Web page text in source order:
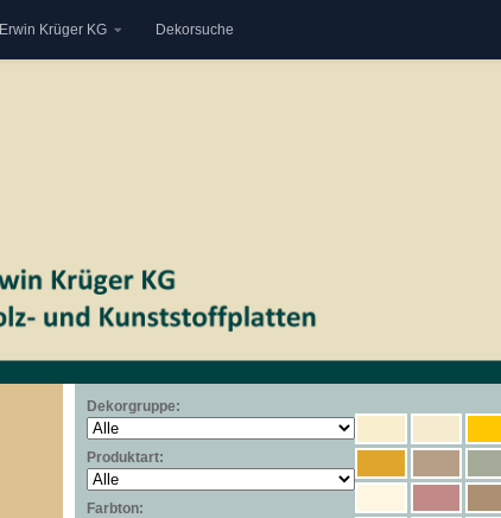
Erwin Krüger KG Dekorsuche
Dekorgruppe:
Produktart:
Farbton: